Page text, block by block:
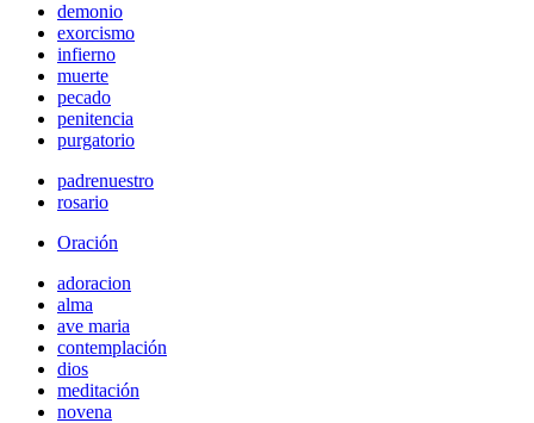
demonio
exorcismo
infierno
muerte
pecado
penitencia
purgatorio
padrenuestro
rosario
Oración
adoracion
alma
ave maria
contemplación
dios
meditación
novena